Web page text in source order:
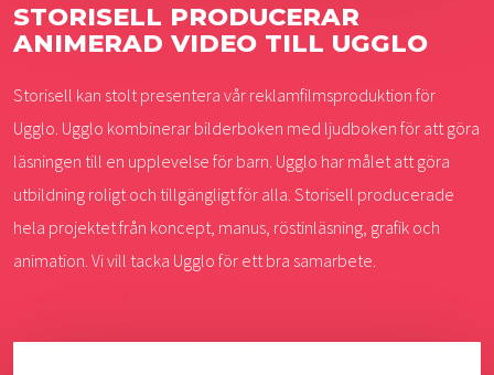
STORISELL PRODUCERAR
ANIMERAD VIDEO TILL UGGLO
Storisell kan stolt presentera vår reklamfilmsproduktion för
Ugglo. Ugglo kombinerar bilderboken med ljudboken för att göra
läsningen till en upplevelse för barn. Ugglo har målet att göra
utbildning roligt och tillgängligt för alla. Storisell producerade
hela projektet från koncept, manus, röstinläsning, grafik och
animation. Vi vill tacka Ugglo för ett bra samarbete.